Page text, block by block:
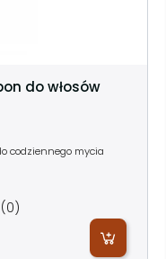
do włosów
codziennego mycia
(0)